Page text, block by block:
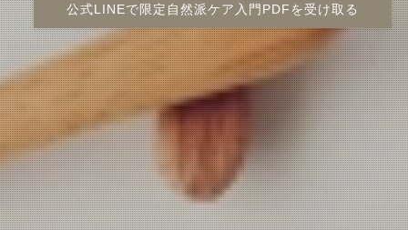
公式LINEで限定自然派ケア入門PDFを受け取る